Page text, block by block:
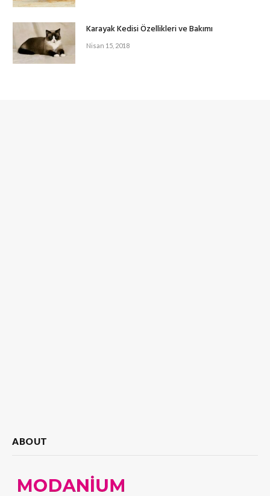
Karayak Kedisi Özellikleri ve Bakımı
Nisan 15, 2018
ABOUT